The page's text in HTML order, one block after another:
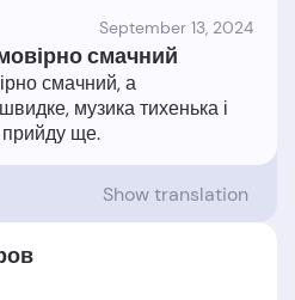
September 13, 2024
смачний
смачний, а
музика тихенька і
Show translation